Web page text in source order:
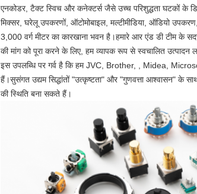
एनकोडर, टैक्ट स्विच और कनेक्टर्स जैसे उच्च परिशुद्धता घटकों के
मिक्सर, घरेलू उपकरणों, ऑटोमोबाइल, मल्टीमीडिया, ऑडियो
3,000 वर्ग मीटर का कारखाना भवन है।हमारे आर एंड डी टीम के
की मांग को पूरा करने के लिए, हम व्यापक रूप से स्वचालित उत्पादन
इस उपलब्धि पर गर्व है कि हम JVC, Brother, , Midea,
हैं।सुसंगत उद्यम सिद्धांतों "उत्कृष्टता" और "गुणवत्ता आश्वासन" के
की स्थिति बना सकते हैं।